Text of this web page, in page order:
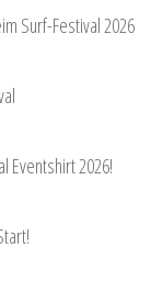
Surf-Festival 2026
Eventshirt 2026!